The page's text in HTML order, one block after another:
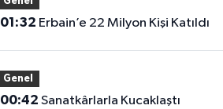
01:32 Erbain’e 22 Milyon Kişi Katıldı
Genel
00:42 Sanatkârlarla Kucaklaştı